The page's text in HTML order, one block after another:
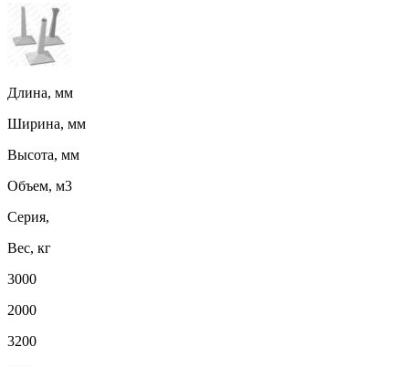
Длина, мм
Ширина, мм
Высота, мм
Объем, м3
Серия,
Вес, кг
3000
2000
3200